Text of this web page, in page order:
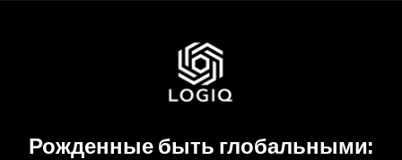
Рожденные быть глобальными: